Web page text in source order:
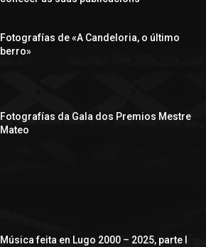
Fotografías de «A Candeloria, o último
berro»
Fotografías da Gala dos Premios Mestre
Mateo
Música feita en Lugo 2000 – 2025, parte I